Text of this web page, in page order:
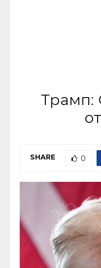
Трамп:
SHARE 0